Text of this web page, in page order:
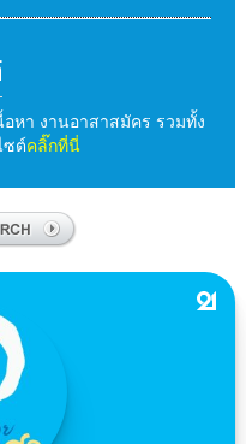
หา งานอาสาสมัคร รวมทั้ง
ซต์คลิ๊กที่นี่